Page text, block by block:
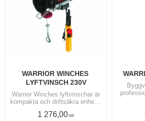
WARRIOR WINCHES
LYFTVINSCH 230V
Warrior Winches lyftvinschar är
kompakta och driftsäkra enheter
hanteringsarbeten i verkstad,
1 276,00 KR